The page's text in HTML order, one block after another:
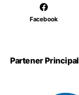
Facebook
Partener Principal